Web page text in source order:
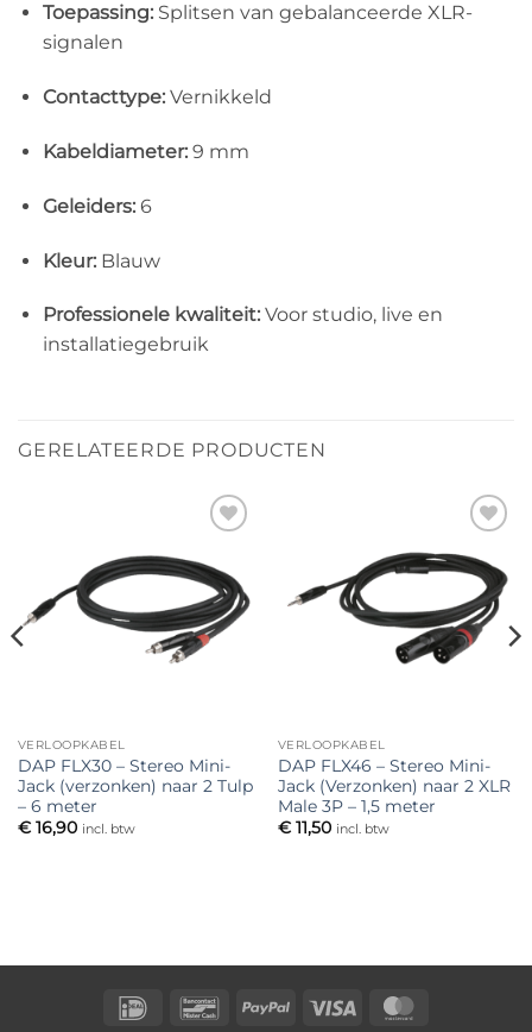
Toepassing:Splitsen van gebalanceerde XLR-
signalen
Contacttype:Vernikkeld
Kabeldiameter:9 mm
Geleiders:6
Kleur:Blauw
Professionele kwaliteit:Voor studio, live en
installatiegebruik
GERELATEERDE PRODUCTEN
aan
verlanglijst
VERLOOPKABEL
DAP FLX30 – Stereo Mini-
Jack (verzonken) naar 2 Tulp
– 6 meter
€16,90 incl. btw
aan
verlanglijst
VERLOOPKABEL
DAP FLX46 – Stereo Mini-
Jack (Verzonken) naar 2 XLR
Male 3P – 1,5 meter
€11,50 incl. btw
IDeal BancontactPayPal Visa